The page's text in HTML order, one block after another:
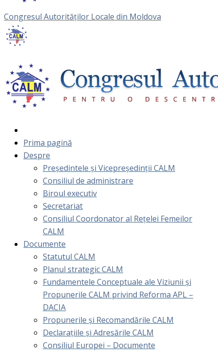
Congresul Autorităţilor Locale din Moldova
Prima pagină
Despre
Președintele și Vicepreședinții CALM
Consiliul de administrare
Biroul executiv
Secretariat
Consiliul Coordonator al Rețelei Femeilor
CALM
Documente
Statutul CALM
Planul strategic CALM
Fundamentele Conceptuale ale Viziunii și
Propunerile CALM privind Reforma APL –
DACIA
Propunerile și Recomandările CALM
Declarațiile și Adresările CALM
Consiliul Europei – Documente